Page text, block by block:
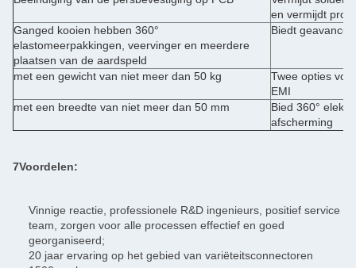
en vermijdt
Ganged kooien hebben 360°
elastomeerpakkingen, veervinger en meerdere
plaatsen van de aardspeld
Biedt
met een gewicht van niet meer dan 50 kg
Twee opties
EMI
met een breedte van niet meer dan 50 mm
Bied 360°
afscherming
7Voordelen:
Vinnige reactie, professionele R&D ingenieurs, positief service
team, zorgen voor alle processen effectief en goed
georganiseerd;
20 jaar ervaring op het gebied van variëteitsconnectoren